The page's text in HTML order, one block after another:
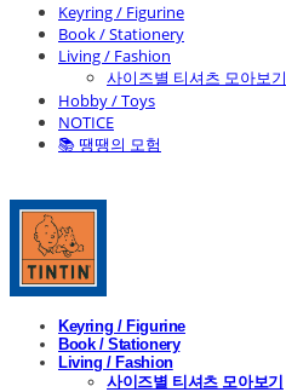
Keyring / Figurine
Book / Stationery
Living / Fashion
사이즈별 티셔츠 모아보기
Hobby / Toys
NOTICE
📚 땡땡의 모험
Keyring / Figurine
Book / Stationery
Living / Fashion
사이즈별 티셔츠 모아보기